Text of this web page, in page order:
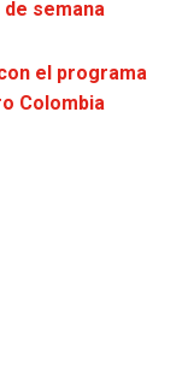
semana
el programa
Colombia